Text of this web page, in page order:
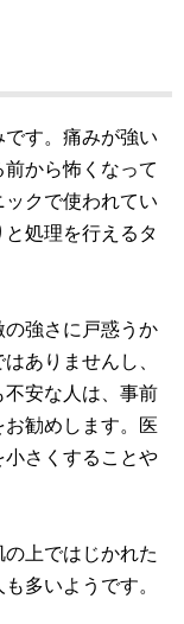
す。痛みが強い
から怖くなって
クで使われてい
処理を行えるタ
強さに戸惑うか
ありませんし、
不安な人は、事前
勧めします。医
さくすることや
上ではじかれた
多いようです。